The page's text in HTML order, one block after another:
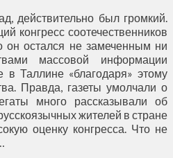
действительно был громкий.
конгресс соотечественников
он остался не замеченным ни
массовой информации
в Таллине «благодаря» этому
Правда, газеты умолчали о
много рассказывали об
жителей в стране
оценку конгресса. Что не